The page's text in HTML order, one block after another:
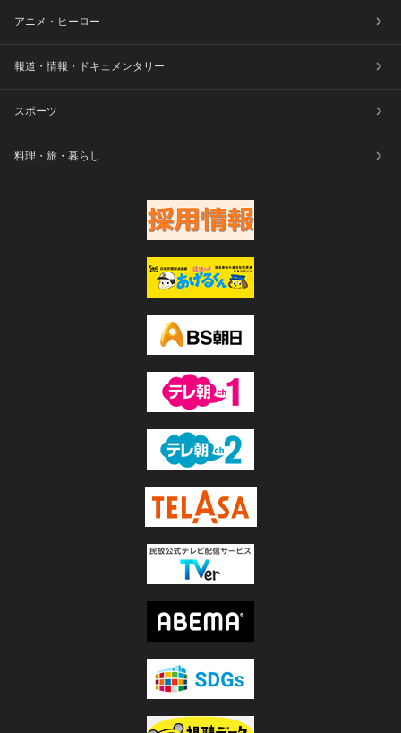
アニメ・ヒーロー
報道・情報・ドキュメンタリー
スポーツ
料理・旅・暮らし